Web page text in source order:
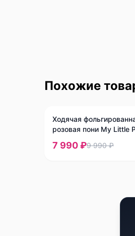
Похожие
-20%
Ходячая
розовая пони My Little
7 990 ₽9 990 ₽